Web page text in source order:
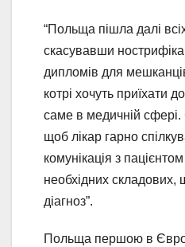
“Польща пішла далі
скасувавши
дипломів для
котрі хочуть приїхати
саме в медичній
щоб лікар гарно
комунікація з
необхідних складових,
діагноз”.
Польща першою в